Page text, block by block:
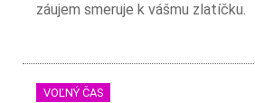
záujem smeruje k vášmu zlatíčku.
VOĽNÝ ČAS